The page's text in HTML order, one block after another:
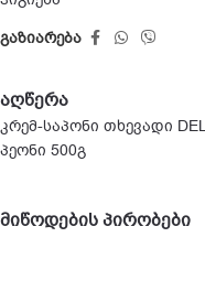
გაზიარება
აღწერა
კრემ-საპონი თხევადი
პეონი 500გ
მიწოდების პირობები